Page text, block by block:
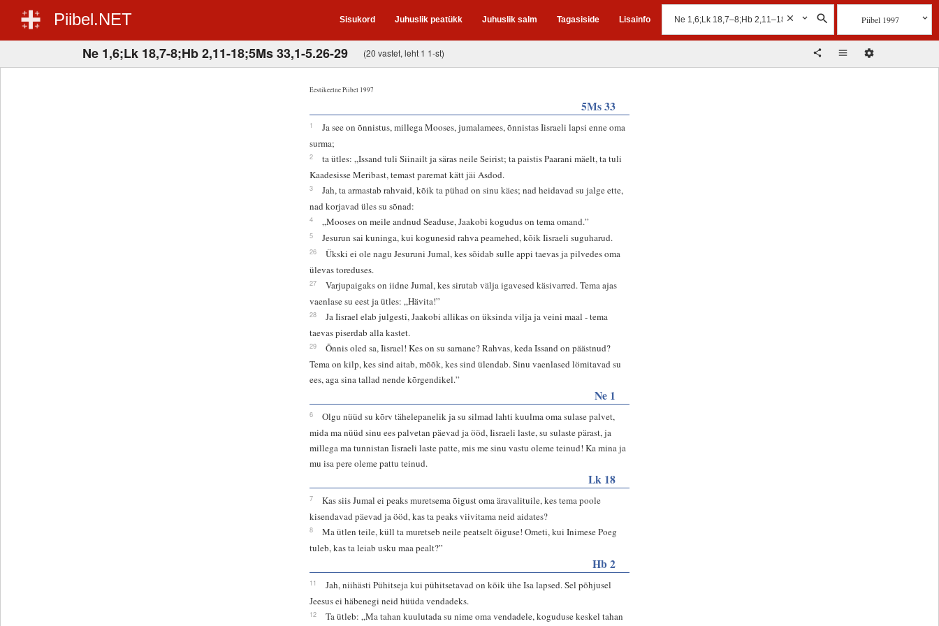
Piibel.NET Sisukord Juhuslik peatükk Juhuslik salm Tagasiside Lisainfo Piibel 1997
Ne 1,6;Lk 18,7-8;Hb 2,11-18;5Ms 33,1-5.26-29 (20 vastet, leht 1 1-st)
Eestikeelne Piibel 1997
5Ms 33
1
Ja see on õnnistus, millega Mooses, jumalamees, õnnistas Iisraeli lapsi enne oma
surma;
2
ta ütles: „Issand tuli Siinailt ja säras neile Seirist; ta paistis Paarani mäelt, ta tuli
Kaadesisse Meribast, temast paremat kätt jäi Asdod.
3
Jah, ta armastab rahvaid, kõik ta pühad on sinu käes; nad heidavad su jalge ette,
nad korjavad üles su sõnad:
4 „Mooses on meile andnud Seaduse, Jaakobi kogudus on tema omand.”
5 Jesurun sai kuninga, kui kogunesid rahva peamehed, kõik Iisraeli suguharud.
26
Ükski ei ole nagu Jesuruni Jumal, kes sõidab sulle appi taevas ja pilvedes oma
ülevas toreduses.
27
Varjupaigaks on iidne Jumal, kes sirutab välja igavesed käsivarred. Tema ajas
vaenlase su eest ja ütles: „Hävita!”
28
Ja Iisrael elab julgesti, Jaakobi allikas on üksinda vilja ja veini maal - tema
taevas piserdab alla kastet.
29
Õnnis oled sa, Iisrael! Kes on su sarnane? Rahvas, keda Issand on päästnud?
Tema on kilp, kes sind aitab, mõõk, kes sind ülendab. Sinu vaenlased lömitavad su
ees, aga sina tallad nende kõrgendikel.”
Ne 1
6
Olgu nüüd su kõrv tähelepanelik ja su silmad lahti kuulma oma sulase palvet,
mida ma nüüd sinu ees palvetan päevad ja ööd, Iisraeli laste, su sulaste pärast, ja
millega ma tunnistan Iisraeli laste patte, mis me sinu vastu oleme teinud! Ka mina ja
mu isa pere oleme pattu teinud.
Lk 18
7
Kas siis Jumal ei peaks muretsema õigust oma äravalituile, kes tema poole
kisendavad päevad ja ööd, kas ta peaks viivitama neid aidates?
8
Ma ütlen teile, küll ta muretseb neile peatselt õiguse! Ometi, kui Inimese Poeg
tuleb, kas ta leiab usku maa pealt?”
Hb 2
11
Jah, niihästi Pühitseja kui pühitsetavad on kõik ühe Isa lapsed. Sel põhjusel
Jeesus ei häbenegi neid hüüda vendadeks.
12
Ta ütleb: „Ma tahan kuulutada su nime oma vendadele, koguduse keskel tahan